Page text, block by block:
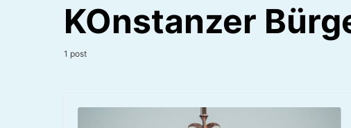
KOnstanzer
1 post